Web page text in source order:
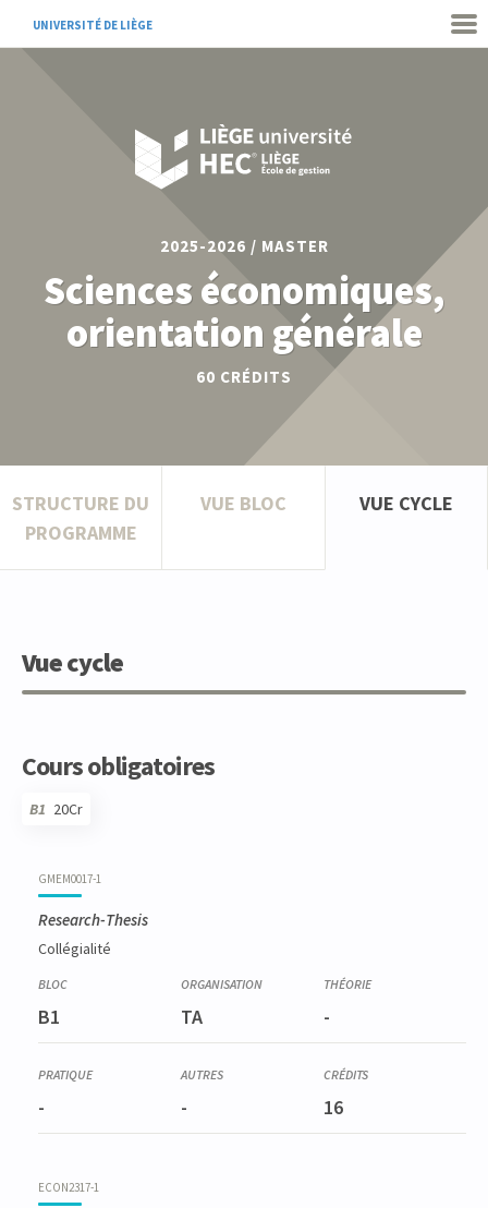
UNIVERSITÉ DE LIÈGE
2025-2026 / MASTER
Sciences économiques,
orientation générale
60 CRÉDITS
STRUCTURE DU
PROGRAMME
VUE BLOC VUE CYCLE
Vue cycle
Cours obligatoires
B1 20Cr
GMEM0017-1
Research-Thesis
Collégialité
B1 TA -
- - 16
ECON2317-1